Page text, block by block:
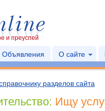
и преуспей
Объявления О сайте
разделов сайта
Ищу